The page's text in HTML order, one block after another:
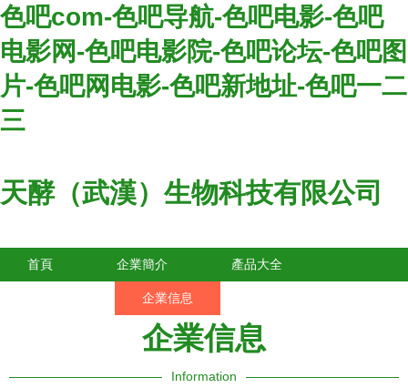
色吧com-色吧导航-色吧电影-色吧
电影网-色吧电影院-色吧论坛-色吧图
片-色吧网电影-色吧新地址-色吧一二
三
天酵（武漢）生物科技有限公司
首頁 企業簡介 產品大全
企業信息
企業信息
Information